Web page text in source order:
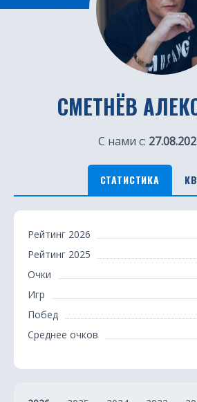
СМЕТНЁВ
С нами с:
СТАТИСТИКА
С
т
Рейтинг 2026
Рейтинг 2025
Очки
Игр
Побед
Среднее очков